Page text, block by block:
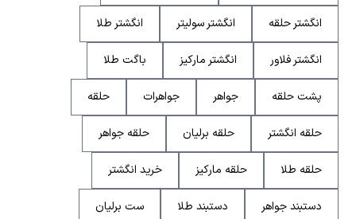
انگشتر حلقه انگشتر سولیتر انگشتر طلا
انگشتر فلاور انگشتر مارکیز باگت طلا
پشت حلقه جواهر جواهرات حلقه
حلقه انگشتر حلقه برلیان حلقه جواهر
حلقه طلا حلقه مارکیز خرید انگشتر
دستبند جواهر دستبند طلا ست برلیان